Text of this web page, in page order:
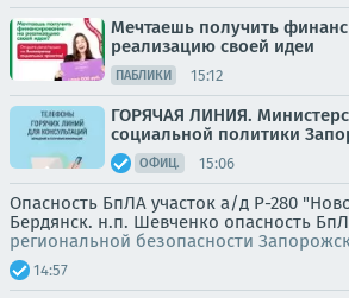
Мечтаешь получить
реализацию своей идеи
ПАБЛИКИ 15:12
ГОРЯЧАЯ ЛИНИЯ.
социальной политики
ОФИЦ. 15:06
Опасность БпЛА участок а/д Р-280
Бердянск. н.п. Шевченко опасность
региональной безопасности
14:57